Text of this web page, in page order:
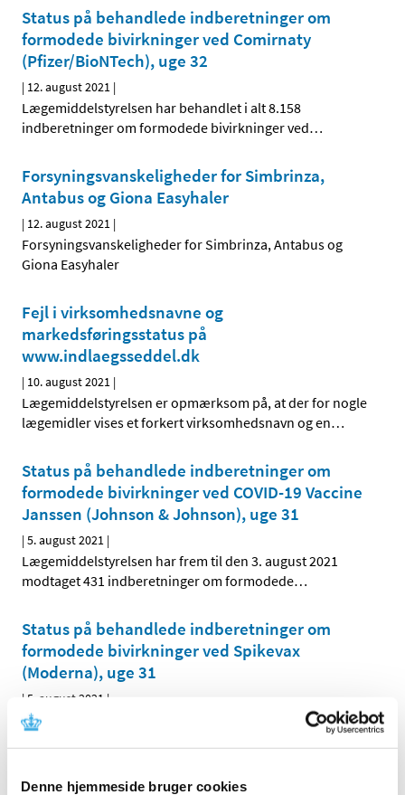
Denne hjemmeside bruger cookies
Status på behandlede indberetninger om
formodede bivirkninger ved Comirnaty
(Pfizer/BioNTech), uge 32
| 12. august 2021 |
Lægemiddelstyrelsen har behandlet i alt 8.158
indberetninger om formodede bivirkninger ved…
Forsyningsvanskeligheder for Simbrinza,
Antabus og Giona Easyhaler
| 12. august 2021 |
Forsyningsvanskeligheder for Simbrinza, Antabus og
Giona Easyhaler
Fejl i virksomhedsnavne og
markedsføringsstatus på
www.indlaegsseddel.dk
| 10. august 2021 |
Lægemiddelstyrelsen er opmærksom på, at der for nogle
lægemidler vises et forkert virksomhedsnavn og en…
Status på behandlede indberetninger om
formodede bivirkninger ved COVID-19 Vaccine
Janssen (Johnson & Johnson), uge 31
|5. august 2021 |
Lægemiddelstyrelsen har frem til den 3. august 2021
modtaget 431 indberetninger om formodede…
Status på behandlede indberetninger om
formodede bivirkninger ved Spikevax
(Moderna), uge 31
| 5. august 2021 |
Lægemiddelstyrelsen har behandlet i alt 1.443
Status på behandlede indberetninger om